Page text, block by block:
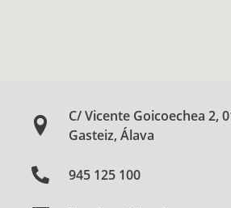
C/ Vicente Goicoechea 2,
Gasteiz, Álava
945 125 100